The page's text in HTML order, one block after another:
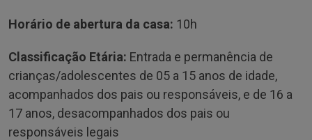
Horário de abertura da casa: 10h
Classificação Etária: Entrada e permanência de
crianças/adolescentes de 05 a 15 anos de idade,
acompanhados dos pais ou responsáveis, e de 16 a
17 anos, desacompanhados dos pais ou
responsáveis legais